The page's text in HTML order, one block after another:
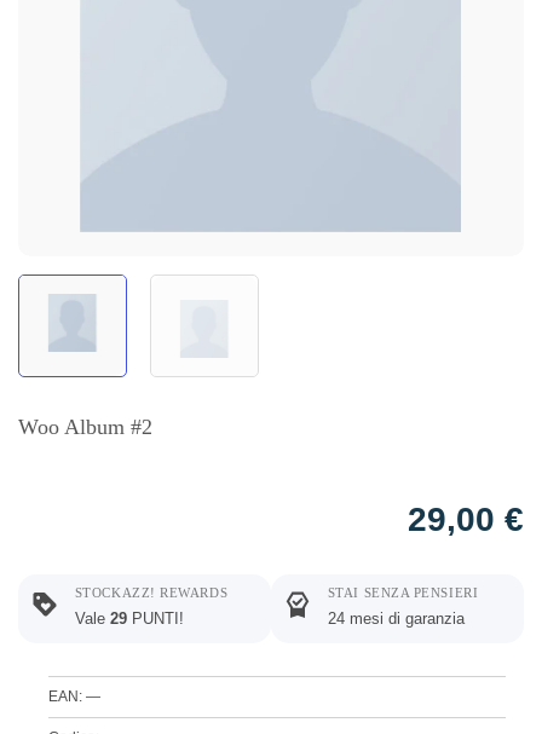
Woo Album #2
29,00 €
STOCKAZZ! REWARDS
Vale 29 PUNTI!
STAI SENZA PENSIERI
24 mesi di garanzia
EAN: —